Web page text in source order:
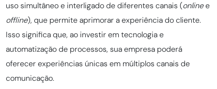
uso simultâneo e interligado de diferentes canais (onlinee
offline), que permite aprimorar a experiência do cliente.
Isso significa que, ao investir em tecnologia e
automatização de processos, sua empresa poderá
oferecer experiências únicas em múltiplos canais de
comunicação.